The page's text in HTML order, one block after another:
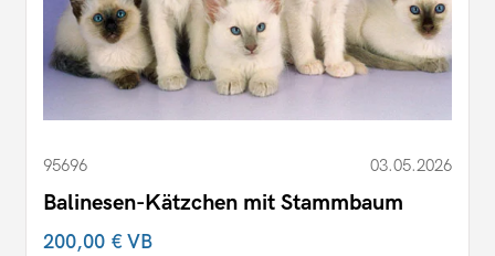
95696 03.05.2026
Balinesen-Kätzchen mit Stammbaum
200,00 €VB